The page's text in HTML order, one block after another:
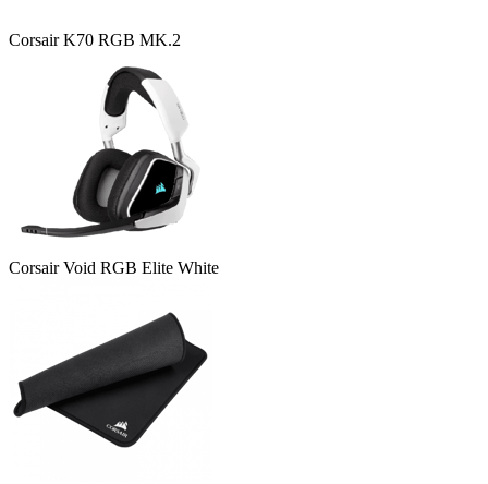
Corsair K70 RGB MK.2
Corsair Void RGB Elite White